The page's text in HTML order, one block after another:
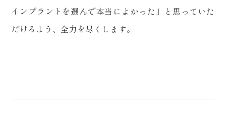
インプラントを選んで本当によかった」と思っていた
だけるよう、全力を尽くします。